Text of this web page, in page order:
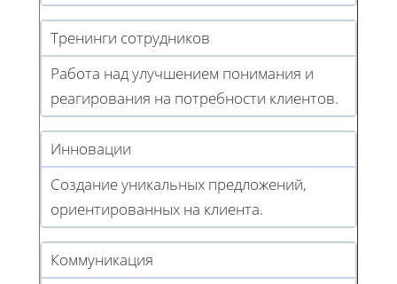
Тренинги сотрудников
Работа над улучшением понимания и
реагирования на потребности клиентов.
Инновации
Создание уникальных предложений,
ориентированных на клиента.
Коммуникация